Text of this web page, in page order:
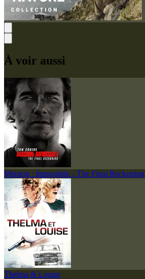
À voir aussi
Mission : Impossible - The Final Reckoning
Thelma & Louise